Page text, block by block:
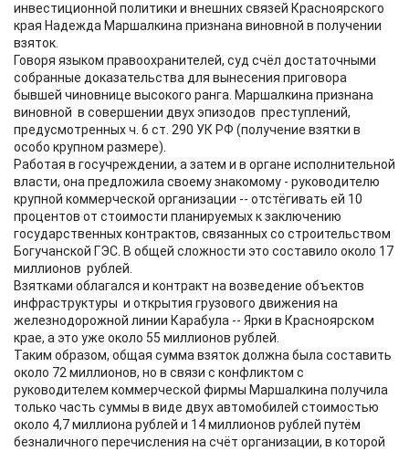
инвестиционной политики и внешних связей Красноярского
края Надежда Маршалкина признана виновной в получении
взяток.
Говоря языком правоохранителей, суд счёл достаточными
собранные доказательства для вынесения приговора
бывшей чиновнице высокого ранга. Маршалкина признана
виновной в совершении двух эпизодов преступлений,
предусмотренных ч. 6 ст. 290 УК РФ (получение взятки в
особо крупном размере).
Работая в госучреждении, а затем и в органе исполнительной
власти, она предложила своему знакомому - руководителю
крупной коммерческой организации -- отстёгивать ей 10
процентов от стоимости планируемых к заключению
государственных контрактов, связанных со строительством
Богучанской ГЭС. В общей сложности это составило около 17
миллионов рублей.
Взятками облагался и контракт на возведение объектов
инфраструктуры и открытия грузового движения на
железнодорожной линии Карабула -- Ярки в Красноярском
крае, а это уже около 55 миллионов рублей.
Таким образом, общая сумма взяток должна была составить
около 72 миллионов, но в связи с конфликтом с
руководителем коммерческой фирмы Маршалкина получила
только часть суммы в виде двух автомобилей стоимостью
около 4,7 миллиона рублей и 14 миллионов рублей путём
безналичного перечисления на счёт организации, в которой